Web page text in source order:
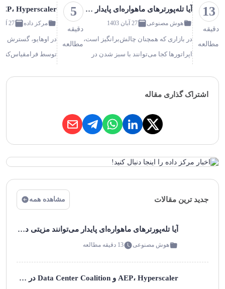
13
دقیقه
مطالعه
آیا تله‌پورترهای ماهواره‌ای پایدار می‌توانند مزیتی در یک مارکت شلوغ داشته باشند؟
هوش مصنوعی 27 آبان 1403
در بازاری که همچنان چالش‌برانگیز است،
اپراتورها کجا می‌توانند با سبز شدن در
ایستگاه‌های زمینی و بخش‌های زمینی
نامیده می‌شوند، از او…
5
دقیقه
مطالعه
مرکز داده 27 آبان 1403
در اوهایو، گسترش
توسط
روند رو به افزایش
اشتراک گذاری مقاله
جدید ترین مقالات مشاهده همه
آیا تله‌پورترهای ماهواره‌ای پایدار می‌توانند مزیتی در یک مارکت شلوغ داشته باشند؟
هوش مصنوعی 13 دقیقه مطالعه
AEP، Hyperscaler و Data Center Coalition در مورد طرح قیمت‌گذاری انرژی برای مراکر داده ابری اوهایو بحث می‌کنند!‌؟